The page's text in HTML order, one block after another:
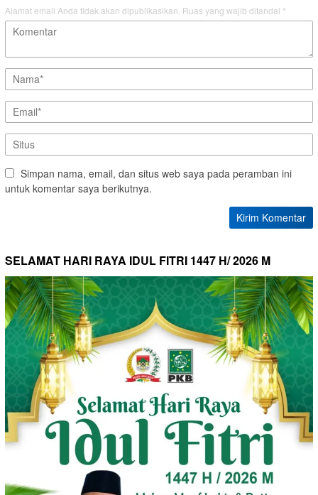
Alamat email Anda tidak akan dipublikasikan. Ruas yang wajib ditandai *
Simpan nama, email, dan situs web saya pada peramban ini
untuk komentar saya berikutnya.
SELAMAT HARI RAYA IDUL FITRI 1447 H/ 2026 M